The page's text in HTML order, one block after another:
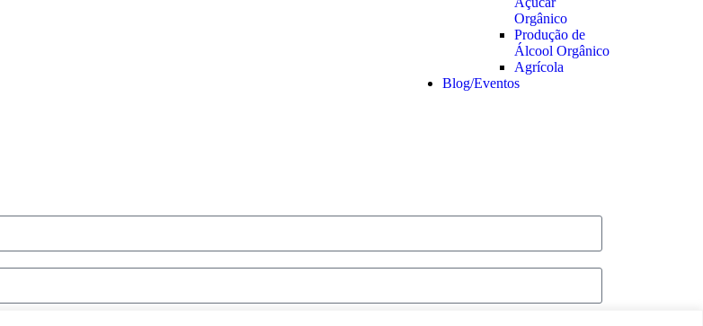
Orgânico
Produção de
Álcool Orgânico
Agrícola
Blog/Eventos